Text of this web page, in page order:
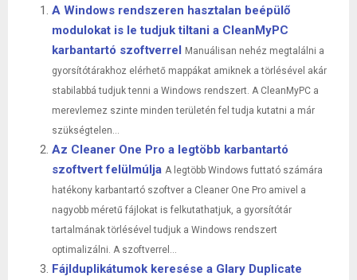
A Windows rendszeren hasztalan beépülő
modulokat is le tudjuk tiltani a CleanMyPC
karbantartó szoftverrel Manuálisan nehéz megtalálni a
gyorsítótárakhoz elérhető mappákat amiknek a törlésével akár
stabilabbá tudjuk tenni a Windows rendszert. A CleanMyPC a
merevlemez szinte minden területén fel tudja kutatni a már
szükségtelen...
Az Cleaner One Pro a legtöbb karbantartó
szoftvert felülmúlja A legtöbb Windows futtató számára
hatékony karbantartó szoftver a Cleaner One Pro amivel a
nagyobb méretű fájlokat is felkutathatjuk, a gyorsítótár
tartalmának törlésével tudjuk a Windows rendszert
optimalizálni. A szoftverrel...
Fájlduplikátumok keresése a Glary Duplicate